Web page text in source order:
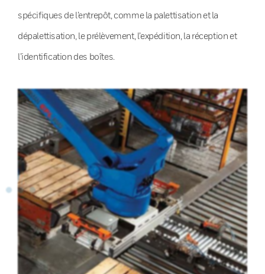
spécifiques de l’entrepôt, comme la palettisation et la
dépalettisation, le prélèvement, l’expédition, la réception et
l’identification des boîtes.